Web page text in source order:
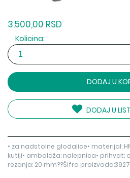
3.500,00 RSD
Kolicina:
DODAJ U
DODAJ U
• za nadstolne glodalice• materijal:
kutiji• ambalaža: nalepnica• prihvat:
rezanja: 20 mm??Šifra